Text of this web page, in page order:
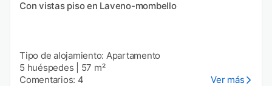
Con vistas piso en Laveno-mombello
Tipo de alojamiento: Apartamento
5 huéspedes
57 m²
Comentarios: 4
Ver más